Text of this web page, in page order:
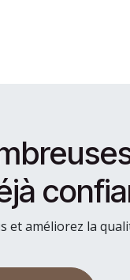
et améliorez la